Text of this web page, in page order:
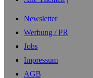
Newsletter
Werbung / PR
Jobs
Impressum
AGB